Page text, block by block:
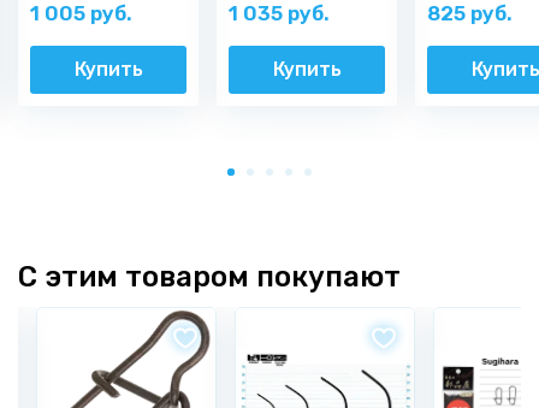
1 005 руб.
Купить
1 035 руб.
Купить
825 руб.
Купить
С этим товаром покупают